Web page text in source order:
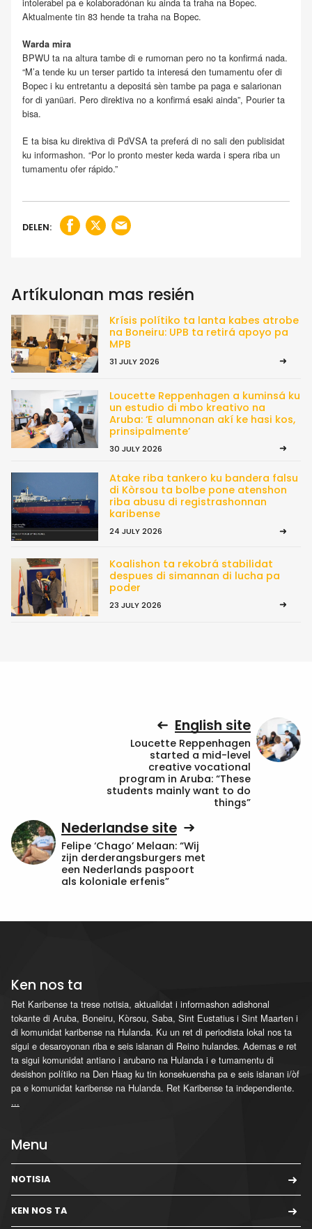
Aktualmente tin 83 hende ta traha na Bopec.
Warda mira
BPWU ta na altura tambe di e rumornan pero no ta konfirmá nada.
“M’a tende ku un terser partido ta interesá den tumamentu ofer di
Bopec i ku entretantu a depositá sèn tambe pa paga e salarionan
for di yanüari. Pero direktiva no a konfirmá esaki ainda”, Pourier ta
bisa.
E ta bisa ku direktiva di PdVSA ta preferá di no sali den publisidat
ku informashon. “Por lo pronto mester keda warda i spera riba un
tumamentu ofer rápido.”
DELEN:
Artíkulonan mas resién
Krísis polítiko ta lanta kabes atrobe
na Boneiru: UPB ta retirá apoyo pa
MPB
31 JULY 2026
Loucette Reppenhagen a kuminsá ku
un estudio di mbo kreativo na
Aruba: ‘E alumnonan akí ke hasi kos,
prinsipalmente’
30 JULY 2026
Atake riba tankero ku bandera falsu
di Kòrsou ta bolbe pone atenshon
riba abusu di registrashonnan
karibense
24 JULY 2026
Koalishon ta rekobrá stabilidat
despues di simannan di lucha pa
poder
23 JULY 2026
English site
Loucette Reppenhagen
started a mid-level
creative vocational
program in Aruba: “These
students mainly want to do
things”
Nederlandse site
Felipe ‘Chago’ Melaan: “Wij
zijn derderangsburgers met
een Nederlands paspoort
als koloniale erfenis”
Ken nos ta
Ret Karibense ta trese notisia, aktualidat i informashon adishonal
tokante di Aruba, Boneiru, Kòrsou, Saba, Sint Eustatius i Sint Maarten i
di komunidat karibense na Hulanda. Ku un ret di periodista lokal nos ta
sigui e desaroyonan riba e seis islanan di Reino hulandes. Ademas e ret
ta sigui komunidat antiano i arubano na Hulanda i e tumamentu di
desishon polítiko na Den Haag ku tin konsekuensha pa e seis islanan i/òf
pa e komunidat karibense na Hulanda. Ret Karibense ta independiente.
...
Menu
NOTISIA
KEN NOS TA